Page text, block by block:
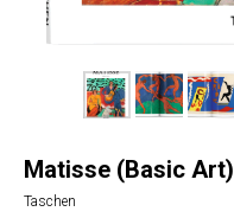
Matisse (Basic Art)
Taschen